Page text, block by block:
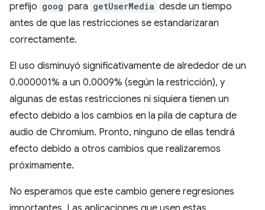
prefijo goog para getUserMedia desde un tiempo
antes de que las restricciones se estandarizaran
correctamente.
El uso disminuyó significativamente de alrededor de un
0.000001% a un 0.0009% (según la restricción), y
algunas de estas restricciones ni siquiera tienen un
efecto debido a los cambios en la pila de captura de
audio de Chromium. Pronto, ninguno de ellas tendrá
efecto debido a otros cambios que realizaremos
próximamente.
No esperamos que este cambio genere regresiones